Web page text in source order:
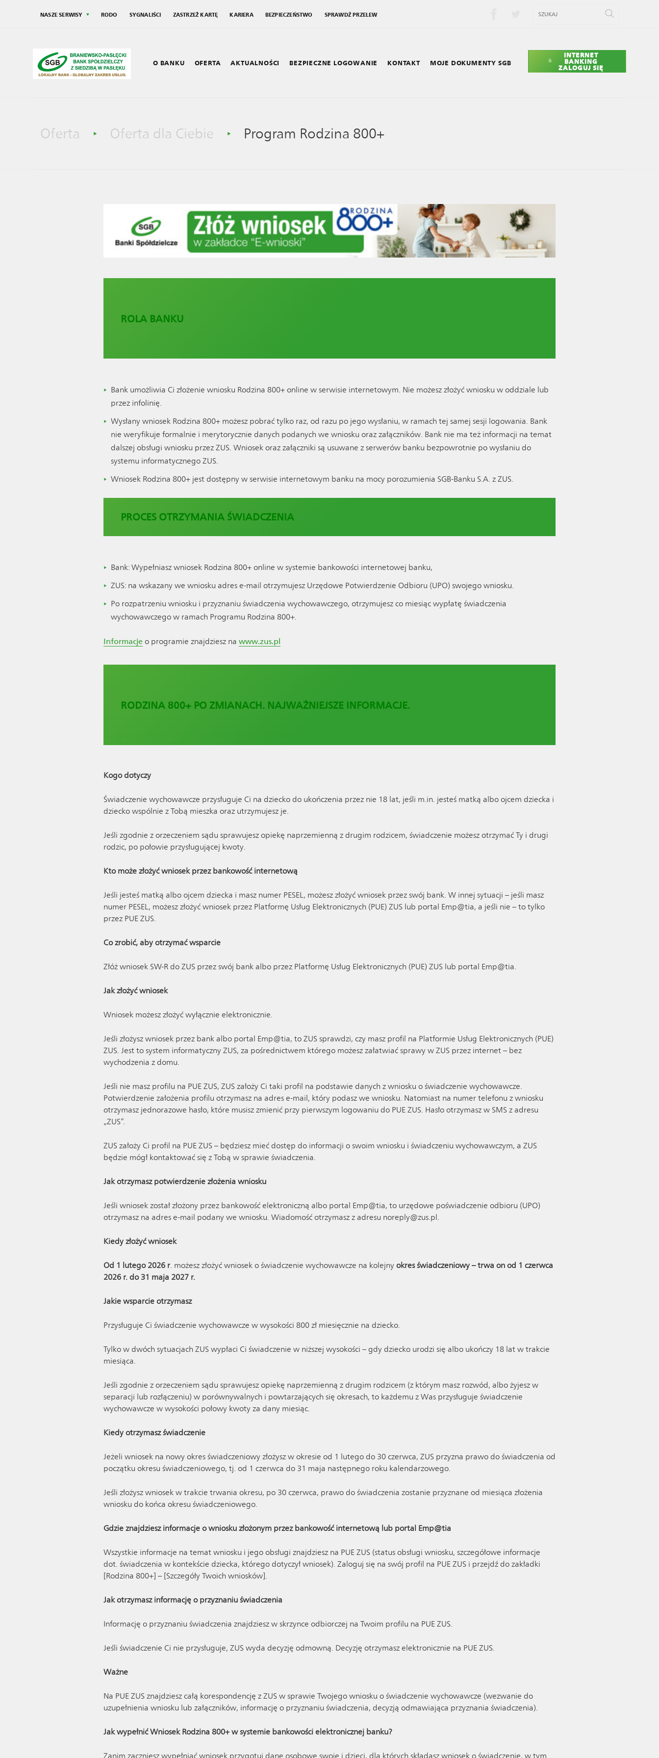
NASZE SERWISY RODO SYGNALIŚCI ZASTRZEŻ KARTĘ KARIERA BEZPIECZEŃSTWO SPRAWDŹ PRZELEW
O BANKU OFERTA AKTUALNOŚCI BEZPIECZNE LOGOWANIE KONTAKT MOJE DOKUMENTY SGB
INTERNET
BANKING
ZALOGUJ SIĘ
Oferta Oferta dla Ciebie Program Rodzina 800+
ROLA BANKU
Bank umożliwia Ci złożenie wniosku Rodzina 800+ online w serwisie internetowym. Nie możesz złożyć wniosku w oddziale lub
przez infolinię.
Wysłany wniosek Rodzina 800+ możesz pobrać tylko raz, od razu po jego wysłaniu, w ramach tej samej sesji logowania. Bank
nie weryfikuje formalnie i merytorycznie danych podanych we wniosku oraz załączników. Bank nie ma też informacji na temat
dalszej obsługi wniosku przez ZUS. Wniosek oraz załączniki są usuwane z serwerów banku bezpowrotnie po wysłaniu do
systemu informatycznego ZUS.
Wniosek Rodzina 800+ jest dostępny w serwisie internetowym banku na mocy porozumienia SGB-Banku S.A. z ZUS.
PROCES OTRZYMANIA ŚWIADCZENIA
Bank: Wypełniasz wniosek Rodzina 800+ online w systemie bankowości internetowej banku,
ZUS: na wskazany we wniosku adres e-mail otrzymujesz Urzędowe Potwierdzenie Odbioru (UPO) swojego wniosku.
Po rozpatrzeniu wniosku i przyznaniu świadczenia wychowawczego, otrzymujesz co miesiąc wypłatę świadczenia
wychowawczego w ramach Programu Rodzina 800+.
Informacje o programie znajdziesz na www.zus.pl
RODZINA 800+ PO ZMIANACH. NAJWAŻNIEJSZE INFORMACJE.
Kogo dotyczy
Świadczenie wychowawcze przysługuje Ci na dziecko do ukończenia przez nie 18 lat, jeśli m.in. jesteś matką albo ojcem dziecka i
dziecko wspólnie z Tobą mieszka oraz utrzymujesz je.
Jeśli zgodnie z orzeczeniem sądu sprawujesz opiekę naprzemienną z drugim rodzicem, świadczenie możesz otrzymać Ty i drugi
rodzic, po połowie przysługującej kwoty.
Kto może złożyć wniosek przez bankowość internetową
Jeśli jesteś matką albo ojcem dziecka i masz numer PESEL, możesz złożyć wniosek przez swój bank. W innej sytuacji – jeśli masz
numer PESEL, możesz złożyć wniosek przez Platformę Usług Elektronicznych (PUE) ZUS lub portal Emp@tia, a jeśli nie – to tylko
przez PUE ZUS.
Co zrobić, aby otrzymać wsparcie
Złóż wniosek SW-R do ZUS przez swój bank albo przez Platformę Usług Elektronicznych (PUE) ZUS lub portal Emp@tia.
Jak złożyć wniosek
Wniosek możesz złożyć wyłącznie elektronicznie.
Jeśli złożysz wniosek przez bank albo portal Emp@tia, to ZUS sprawdzi, czy masz profil na Platformie Usług Elektronicznych (PUE)
ZUS. Jest to system informatyczny ZUS, za pośrednictwem którego możesz załatwiać sprawy w ZUS przez internet – bez
wychodzenia z domu.
Jeśli nie masz profilu na PUE ZUS, ZUS założy Ci taki profil na podstawie danych z wniosku o świadczenie wychowawcze.
Potwierdzenie założenia profilu otrzymasz na adres e-mail, który podasz we wniosku. Natomiast na numer telefonu z wniosku
otrzymasz jednorazowe hasło, które musisz zmienić przy pierwszym logowaniu do PUE ZUS. Hasło otrzymasz w SMS z adresu
„ZUS”.
ZUS założy Ci profil na PUE ZUS – będziesz mieć dostęp do informacji o swoim wniosku i świadczeniu wychowawczym, a ZUS
będzie mógł kontaktować się z Tobą w sprawie świadczenia.
Jak otrzymasz potwierdzenie złożenia wniosku
Jeśli wniosek został złożony przez bankowość elektroniczną albo portal Emp@tia, to urzędowe poświadczenie odbioru (UPO)
otrzymasz na adres e-mail podany we wniosku. Wiadomość otrzymasz z adresu noreply@zus.pl.
Kiedy złożyć wniosek
Od 1 lutego 2026 r . możesz złożyć wniosek o świadczenie wychowawcze na kolejny okres świadczeniowy – trwa on od 1 czerwca
2026 r. do 31 maja 2027 r.
Jakie wsparcie otrzymasz
Przysługuje Ci świadczenie wychowawcze w wysokości 800 zł miesięcznie na dziecko.
Tylko w dwóch sytuacjach ZUS wypłaci Ci świadczenie w niższej wysokości – gdy dziecko urodzi się albo ukończy 18 lat w trakcie
miesiąca.
Jeśli zgodnie z orzeczeniem sądu sprawujesz opiekę naprzemienną z drugim rodzicem (z którym masz rozwód, albo żyjesz w
separacji lub rozłączeniu) w porównywalnych i powtarzających się okresach, to każdemu z Was przysługuje świadczenie
wychowawcze w wysokości połowy kwoty za dany miesiąc.
Kiedy otrzymasz świadczenie
Jeżeli wniosek na nowy okres świadczeniowy złożysz w okresie od 1 lutego do 30 czerwca, ZUS przyzna prawo do świadczenia od
początku okresu świadczeniowego, tj. od 1 czerwca do 31 maja następnego roku kalendarzowego.
Jeśli złożysz wniosek w trakcie trwania okresu, po 30 czerwca, prawo do świadczenia zostanie przyznane od miesiąca złożenia
wniosku do końca okresu świadczeniowego.
Gdzie znajdziesz informacje o wniosku złożonym przez bankowość internetową lub portal Emp@tia
Wszystkie informacje na temat wniosku i jego obsługi znajdziesz na PUE ZUS (status obsługi wniosku, szczegółowe informacje
dot. świadczenia w kontekście dziecka, którego dotyczył wniosek). Zaloguj się na swój profil na PUE ZUS i przejdź do zakładki
[Rodzina 800+] – [Szczegóły Twoich wniosków].
Jak otrzymasz informację o przyznaniu świadczenia
Informację o przyznaniu świadczenia znajdziesz w skrzynce odbiorczej na Twoim profilu na PUE ZUS.
Jeśli świadczenie Ci nie przysługuje, ZUS wyda decyzję odmowną. Decyzję otrzymasz elektronicznie na PUE ZUS.
Ważne
Na PUE ZUS znajdziesz całą korespondencję z ZUS w sprawie Twojego wniosku o świadczenie wychowawcze (wezwanie do
uzupełnienia wniosku lub załączników, informację o przyznaniu świadczenia, decyzją odmawiająca przyznania świadczenia).
Jak wypełnić Wniosek Rodzina 800+ w systemie bankowości elektronicznej banku?
Zanim zaczniesz wypełniać wniosek przygotuj dane osobowe swoje i dzieci, dla których składasz wniosek o świadczenie, w tym